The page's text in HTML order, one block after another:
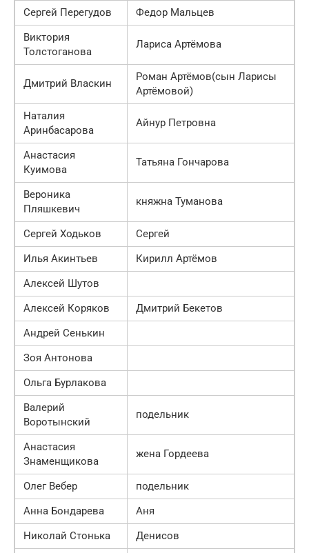
Сергей Перегудов
Федор Мальцев
Виктория
Толстоганова
Лариса Артёмова
Дмитрий Власкин
Роман Артёмов(сын Ларисы
Артёмовой)
Наталия
Аринбасарова
Айнур Петровна
Анастасия
Куимова
Татьяна Гончарова
Вероника
Пляшкевич
княжна Туманова
Сергей Ходьков
Сергей
Илья Акинтьев
Кирилл Артёмов
Алексей Шутов
Алексей Коряков
Дмитрий Бекетов
Андрей Сенькин
Зоя Антонова
Ольга Бурлакова
Валерий
Воротынский
подельник
Анастасия
Знаменщикова
жена Гордеева
Олег Вебер
подельник
Анна Бондарева
Аня
Николай Стонька
Денисов